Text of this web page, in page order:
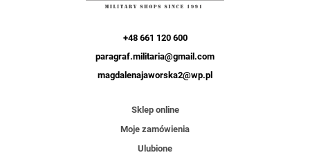
+48 661 120 600
paragraf.militaria@gmail.com
magdalenajaworska2@wp.pl
Sklep online
Moje zamówienia
Ulubione